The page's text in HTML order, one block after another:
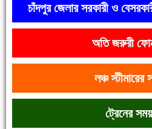
দেশে রাস্তাঘাটসহ অনেক কিছুই হয়েছে, বাড়েনি
চাঁদপুর জেলার সরকারী ও
অতি জরুরী
লঞ্চ স্টীমারের
ট্রেনের